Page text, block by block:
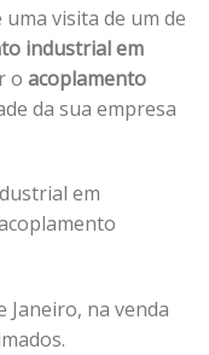
visita de um de
industrial em
o acoplamento
da sua empresa
em
Janeiro, na venda